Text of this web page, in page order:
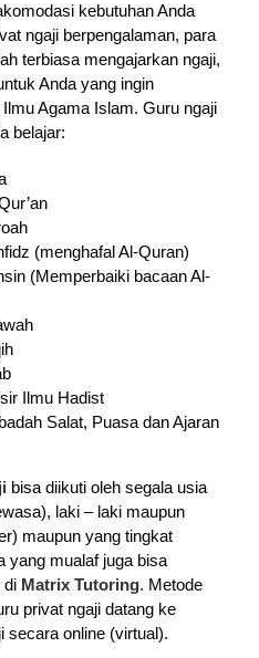
kebutuhan Anda
ngaji berpengalaman, para
terbiasa mengajarkan ngaji,
Anda yang ingin
Agama Islam. Guru ngaji
belajar:
(menghafal Al-Quran)
(Memperbaiki bacaan Al-
Ilmu Hadist
Salat, Puasa dan Ajaran
bisa diikuti oleh segala usia
laki – laki maupun
maupun yang tingkat
yang mualaf juga bisa
di Matrix Tutoring. Metode
privat ngaji datang ke
secara online (virtual).